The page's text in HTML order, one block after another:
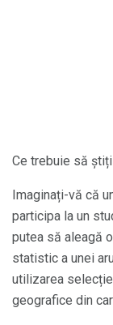
Ce trebuie să
Imaginați-vă că
participa la un
putea să aleagă
statistic a unei
utilizarea
geografice din